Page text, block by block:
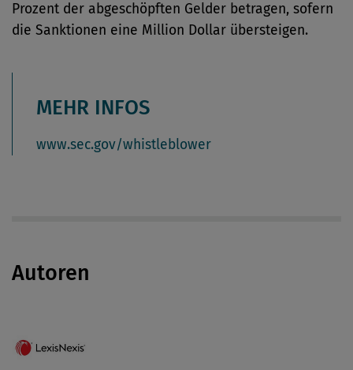
Prozent der abgeschöpften Gelder betragen, sofern
die Sanktionen eine Million Dollar übersteigen.
MEHR INFOS
www.sec.gov/whistleblower
Autoren